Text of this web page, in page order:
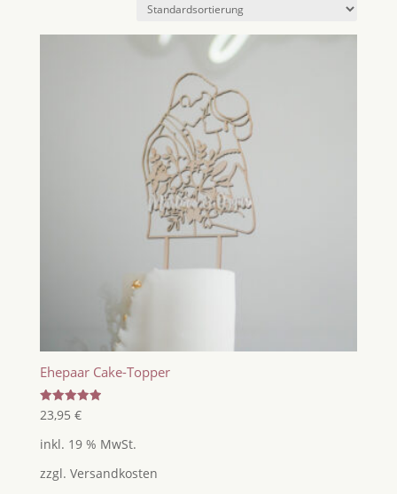
Ehepaar Cake-Topper
Bewertet
mit
von 5
23,95 €
inkl. 19 % MwSt.
zzgl. Versandkosten